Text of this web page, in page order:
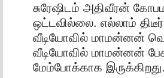
சுரேஷிடம் அதிவீரன்
ஒட்டவில்லை. எல்லாம்
வீடியோவில் மாமன்னன்
வீடியோவில் மாமன்னன்
மேம்போக்காக இருக்கிறது.